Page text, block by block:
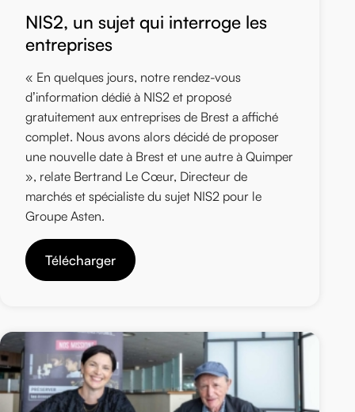
NIS2, un sujet qui interroge les
entreprises
« En quelques jours, notre rendez-vous
d’information dédié à NIS2 et proposé
gratuitement aux entreprises de Brest a affiché
complet. Nous avons alors décidé de proposer
une nouvelle date à Brest et une autre à Quimper
», relate Bertrand Le Cœur, Directeur de
marchés et spécialiste du sujet NIS2 pour le
Groupe Asten.
Télécharger